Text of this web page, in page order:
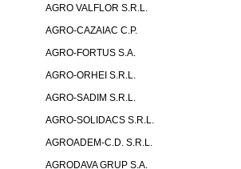
AGRO VALFLOR S.R.L.
AGRO-CAZAIAC C.P.
AGRO-FORTUS S.A.
AGRO-ORHEI S.R.L.
AGRO-SADIM S.R.L.
AGRO-SOLIDACS S.R.L.
AGROADEM-C.D. S.R.L.
AGRODAVA GRUP S.A.